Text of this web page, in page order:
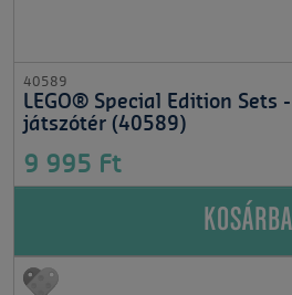
40589
LEGO® Special Edition Sets
játszótér (40589)
9 995 Ft
KOSÁRBA